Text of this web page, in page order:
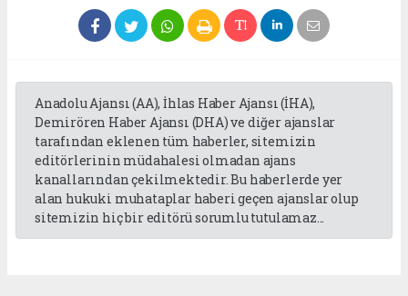
Anadolu Ajansı (AA), İhlas Haber Ajansı (İHA),
Demirören Haber Ajansı (DHA) ve diğer ajanslar
tarafından eklenen tüm haberler, sitemizin
editörlerinin müdahalesi olmadan ajans
kanallarından çekilmektedir. Bu haberlerde yer
alan hukuki muhataplar haberi geçen ajanslar olup
sitemizin hiç bir editörü sorumlu tutulamaz...